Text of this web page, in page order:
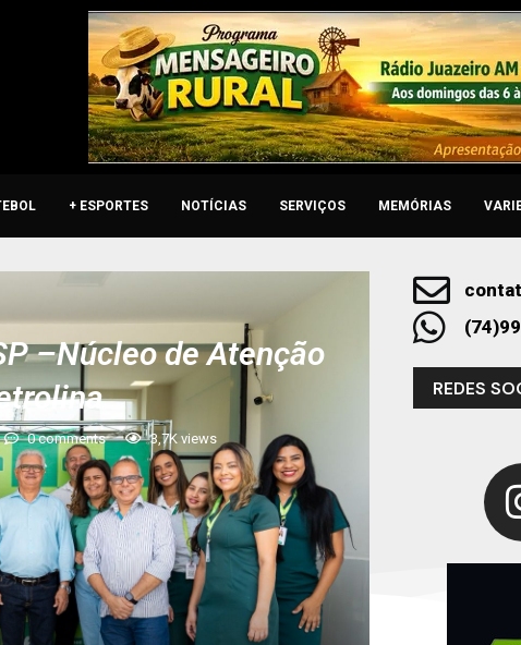
+ ESPORTES NOTÍCIAS SERVIÇOS MEMÓRIAS
–Núcleo de Atenção
0 comments 3,7K views
REDES